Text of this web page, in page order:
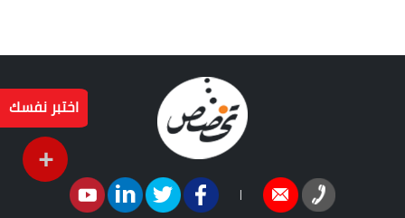
اختبر نفسك
+
|